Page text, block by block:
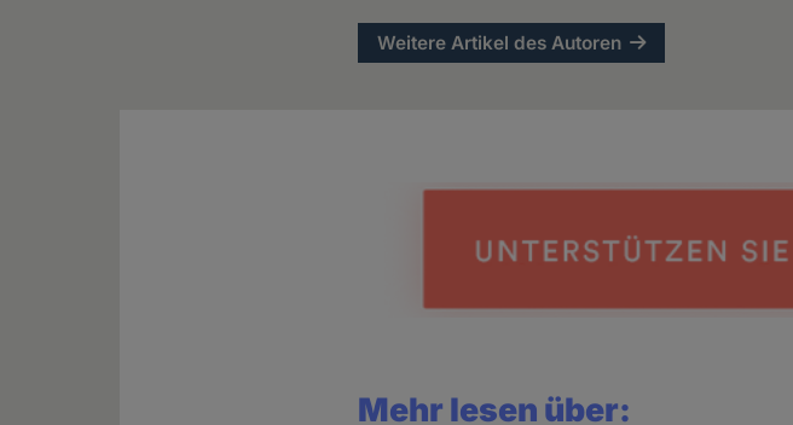
Weitere Artikel des Autoren
Mehr lesen über: